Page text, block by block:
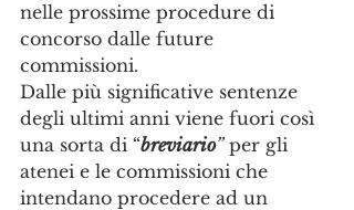
nelle prossime procedure di
concorso dalle future
commissioni.
Dalle più significative sentenze
degli ultimi anni viene fuori così
una sorta di “breviario” per gli
atenei e le commissioni che
intendano procedere ad un